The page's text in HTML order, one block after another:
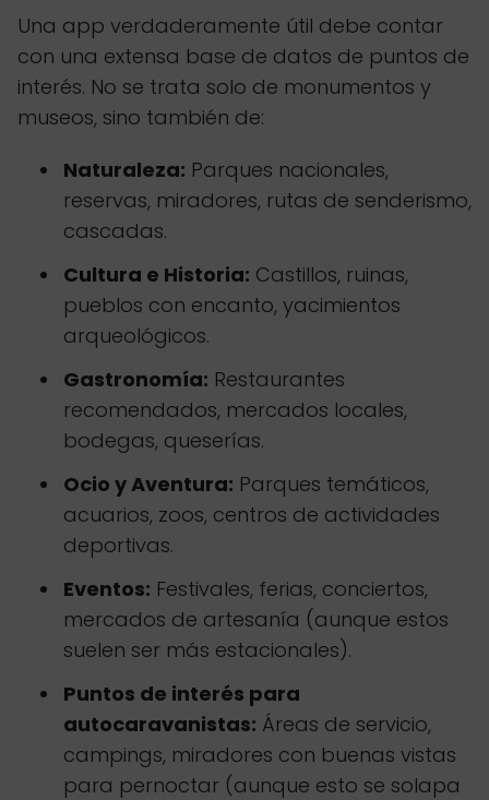
Una app verdaderamente útil debe contar
con una extensa base de datos de puntos de
interés. No se trata solo de monumentos y
museos, sino también de:
Naturaleza: Parques nacionales,
reservas, miradores, rutas de senderismo,
cascadas.
Cultura e Historia: Castillos, ruinas,
pueblos con encanto, yacimientos
arqueológicos.
Gastronomía: Restaurantes
recomendados, mercados locales,
bodegas, queserías.
Ocio y Aventura: Parques temáticos,
acuarios, zoos, centros de actividades
deportivas.
Eventos: Festivales, ferias, conciertos,
mercados de artesanía (aunque estos
suelen ser más estacionales).
Puntos de interés para
autocaravanistas: Áreas de servicio,
campings, miradores con buenas vistas
para pernoctar (aunque esto se solapa